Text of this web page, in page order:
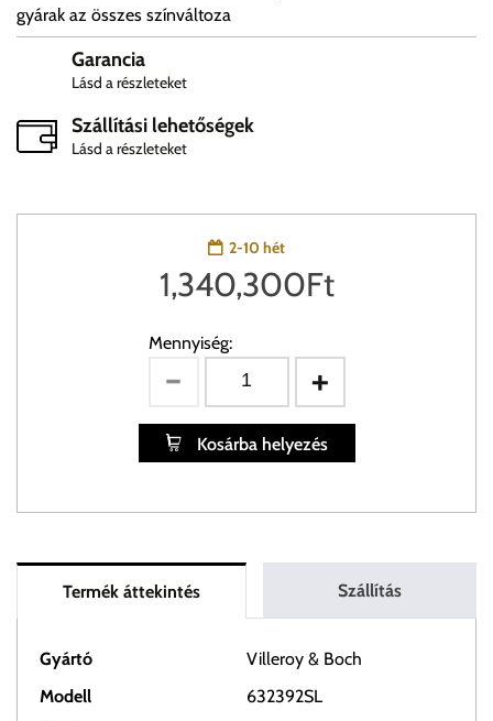
gyárak az összes színváltoza
Garancia
Lásd a részleteket
Szállítási lehetőségek
Lásd a részleteket
2-10 hét
1,340,300Ft
Mennyiség:
Kosárba helyezés
Termék áttekintés Szállítás
Gyártó
Villeroy & Boch
Modell
632392SL